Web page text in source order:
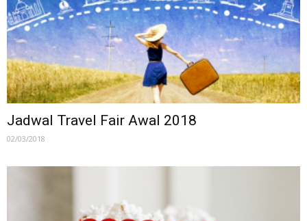
Jadwal Travel Fair Awal 2018
02/03/2018